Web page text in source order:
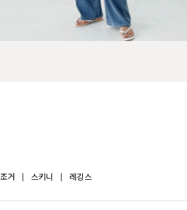
조거 스키니 레깅스